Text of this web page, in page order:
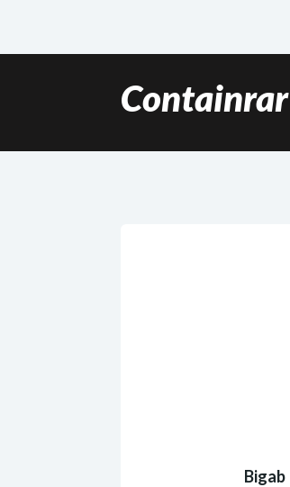
Containrar
Bigab